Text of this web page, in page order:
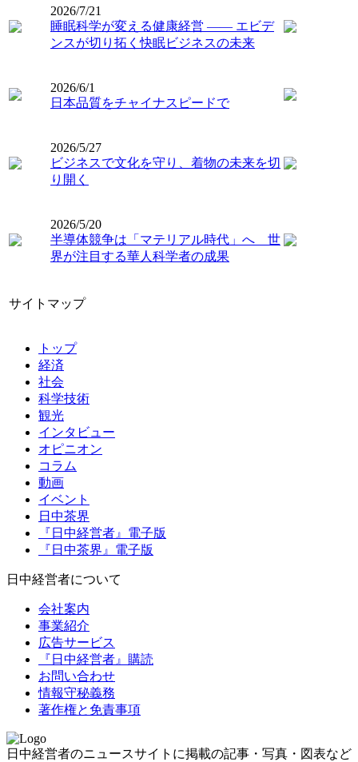
2026/7/21
睡眠科学が変える健康経営 ―― エビデ
ンスが切り拓く快眠ビジネスの未来
2026/6/1
日本品質をチャイナスピードで
2026/5/27
ビジネスで文化を守り、着物の未来を切
り開く
2026/5/20
半導体競争は「マテリアル時代」へ 世
界が注目する華人科学者の成果
サイトマップ
トップ
経済
社会
科学技術
観光
インタビュー
オピニオン
コラム
動画
イベント
日中茶界
『日中経営者』電子版
『日中茶界』電子版
日中経営者について
会社案内
事業紹介
広告サービス
『日中経営者』購読
お問い合わせ
情報守秘義務
著作権と免責事項
日中経営者のニュースサイトに掲載の記事・写真・図表など